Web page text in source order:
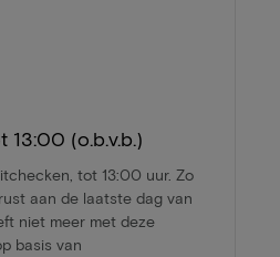
(o.b.v.b.)
tot 13:00 uur. Zo
aan de laatste dag van
niet meer met deze
basis van